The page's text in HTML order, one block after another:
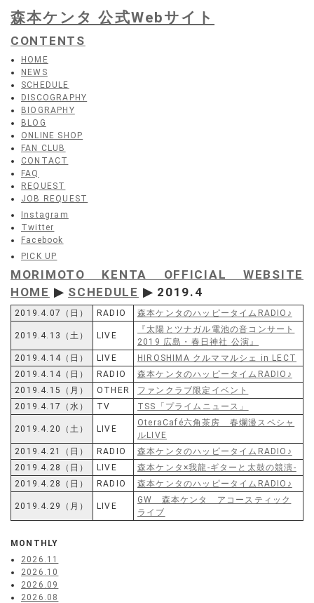
森本ケンタ 公式Webサイト
CONTENTS
HOME
NEWS
SCHEDULE
DISCOGRAPHY
BIOGRAPHY
BLOG
ONLINE SHOP
FAN CLUB
CONTACT
FAQ
REQUEST
JOB REQUEST
Instagram
Twitter
Facebook
PICK UP
MORIMOTO KENTA OFFICIAL WEBSITE
HOME ▶ SCHEDULE ▶ 2019.4
2019.4.07（日） RADIO 森本ケンタのハッピータイムRADIO♪
2019.4.13（土） LIVE
『太陽とツナガル電池の音コンサート
2019 広島・春日神社 公演』
2019.4.14（日）
LIVE
HIROSHIMA クルママルシェ in LECT
2019.4.14（日）
RADIO
森本ケンタのハッピータイムRADIO♪
2019.4.15（月）
OTHER
ファンクラブ限定イベント
2019.4.17（水）
TV TSS「プライムニュース」
2019.4.20（土） LIVE
OteraCafé六角茶房 春爛漫スペシャ
ルLIVE
2019.4.21（日）
RADIO
森本ケンタのハッピータイムRADIO♪
2019.4.28（日）
LIVE
森本ケンタ×我龍-ギターと太鼓の競演-
2019.4.28（日）
RADIO 森本ケンタのハッピータイムRADIO♪
2019.4.29（月） LIVE
GW 森本ケンタ アコースティック
ライブ
MONTHLY
2026.11
2026.10
2026.09
2026.08